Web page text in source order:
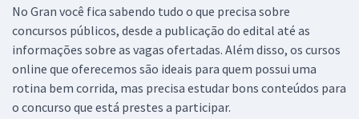
No Gran você fica sabendo tudo o que precisa sobre
concursos públicos, desde a publicação do edital até as
informações sobre as vagas ofertadas. Além disso, os cursos
online que oferecemos são ideais para quem possui uma
rotina bem corrida, mas precisa estudar bons conteúdos para
o concurso que está prestes a participar.